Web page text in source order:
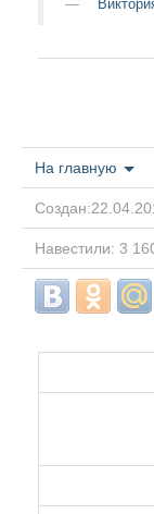
На главную
Навестили: 3